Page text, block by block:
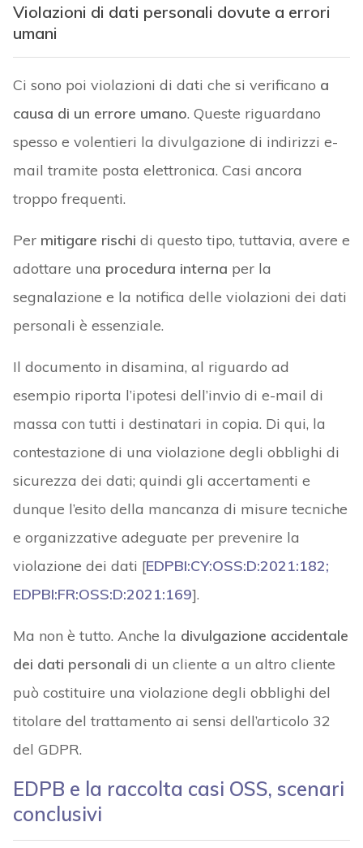
Violazioni di dati personali dovute a errori
umani
Ci sono poi violazioni di dati che si verificano a
causa di un errore umano. Queste riguardano
spesso e volentieri la divulgazione di indirizzi e-
mail tramite posta elettronica. Casi ancora
troppo frequenti.
Per mitigare rischi di questo tipo, tuttavia, avere e
adottare una procedura interna per la
segnalazione e la notifica delle violazioni dei dati
personali è essenziale.
Il documento in disamina, al riguardo ad
esempio riporta l’ipotesi dell’invio di e-mail di
massa con tutti i destinatari in copia. Di qui, la
contestazione di una violazione degli obblighi di
sicurezza dei dati; quindi gli accertamenti e
dunque l’esito della mancanza di misure tecniche
e organizzative adeguate per prevenire la
violazione dei dati [EDPBI:CY:OSS:D:2021:182;
EDPBI:FR:OSS:D:2021:169].
Ma non è tutto. Anche la divulgazione accidentale
dei dati personali di un cliente a un altro cliente
può costituire una violazione degli obblighi del
titolare del trattamento ai sensi dell’articolo 32
del GDPR.
EDPB e la raccolta casi OSS, scenari
conclusivi